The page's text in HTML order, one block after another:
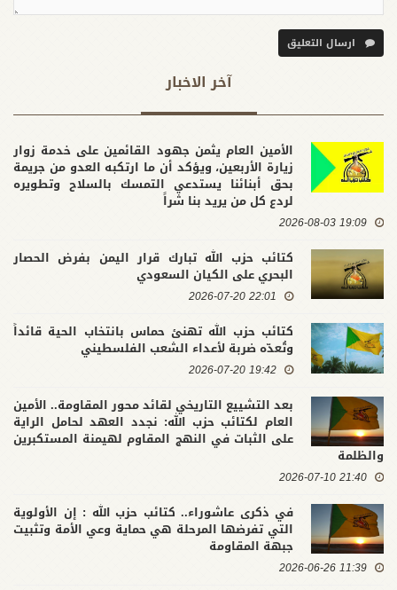
ارسال التعليق
آخر الاخبار
الأمين العام يثمن جهود القائمين على خدمة زوار
زيارة الأربعين، ويؤكد أن ما ارتكبه العدو من جريمة
بحق أبنائنا يستدعي التمسك بالسلاح وتطويره
لردع كل من يريد بنا شراً
19:09 2026-08-03
كتائب حزب الله تبارك قرار اليمن بفرض الحصار
البحري على الكيان السعودي
22:01 2026-07-20
كتائب حزب الله تهنئ حماس بانتخاب الحية قائداً
وتُعدّه ضربة لأعداء الشعب الفلسطيني
19:42 2026-07-20
بعد التشييع التاريخي لقائد محور المقاومة.. الأمين
العام لكتائب حزب الله: نجدد العهد لحامل الراية
على الثبات في النهج المقاوم لهيمنة المستكبرين
والظلمة
21:40 2026-07-10
في ذكرى عاشوراء.. كتائب حزب الله : إن الأولوية
التي تفرضها المرحلة هي حماية وعي الأمة وتثبيت
جبهة المقاومة
11:39 2026-06-26